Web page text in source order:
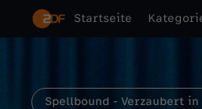
Startseite
Spellbound - Verzaubert in